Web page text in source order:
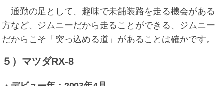
通勤の足として、趣味で未舗装路を走る機会がある
方など、ジムニーだから走ることができる、ジムニー
だからこそ「突っ込める道」があることは確かです。
５）マツダRX-8